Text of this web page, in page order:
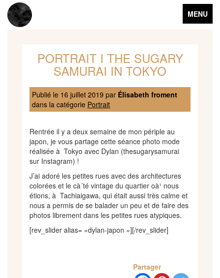
Toggle
navigation
MENU
PORTRAIT I THE SUGARY
SAMURAI IN TOKYO
Publié le 16 juillet 2019 par Élisabeth froment
dans la catégorie Portrait
Rentrée il y a deux semaine de mon périple au
japon, je vous partage cette séance photo mode
réalisée à Tokyo avec Dylan (thesugarysamurai
sur Instagram) !
J’ai adoré les petites rues avec des architectures
colorées et le cà´té vintage du quartier oà¹ nous
étions, à Tachiaigawa, qui était aussi très calme et
nous a permis de se balader un peu et de faire des
photos librement dans les petites rues atypiques.
[rev_slider alias= »dylan-japon »][/rev_slider]
Partager